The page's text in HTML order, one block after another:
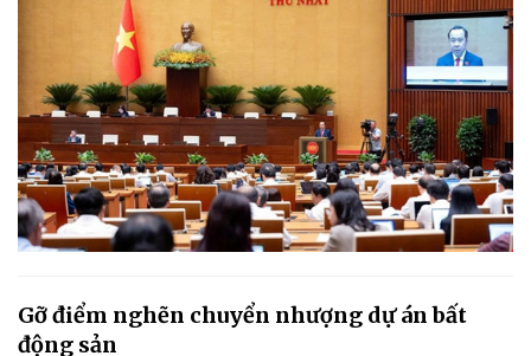
Gỡ điểm nghẽn chuyển nhượng dự án bất
động sản